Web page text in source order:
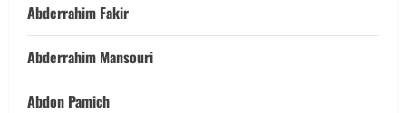
Abderrahim Fakir
Abderrahim Mansouri
Abdon Pamich